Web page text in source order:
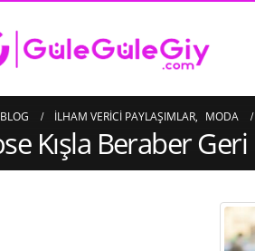
BLOG İLHAM VERICI PAYLAŞIMLAR, MODA
Kışla Beraber